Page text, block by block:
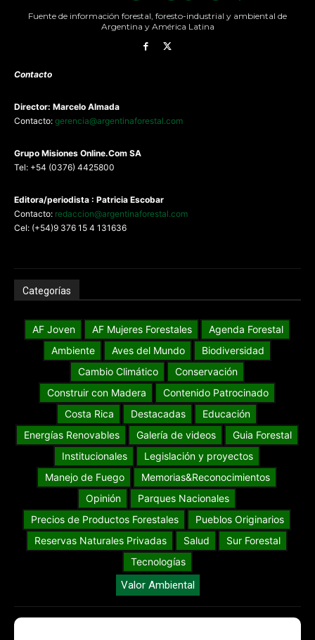
Fuente de información forestal, foresto-industrial y ambiental de
Argentina y América Latina
Contacto
Director: Marcelo Almada
Contacto: gerencia@argentinaforestal.com
Grupo Misiones Online.Com SA
Tel: +54 (0376) 4425800
Editora/periodista : Patricia Escobar
Contacto: redaccion@argentinaforestal.com
Cel: (+54)9 376 15 4 131636
Categorías
AF Joven AF Mujeres Forestales
Agenda Forestal
Ambiente
Aves del Mundo
Biodiversidad
Cambio Climático
Conservación
Construir con Madera
Contenido Patrocinado
Costa Rica
Destacadas
Educación
Energías Renovables
Galería de videos
Guia Forestal
Institucionales
Legislación y proyectos
Manejo de Fuego
Memorias&Reconocimientos
Opinión
Parques Nacionales
Precios de Productos Forestales
Pueblos Originarios
Reservas Naturales Privadas
Salud
Sur Forestal
Tecnologías
Valor Ambiental